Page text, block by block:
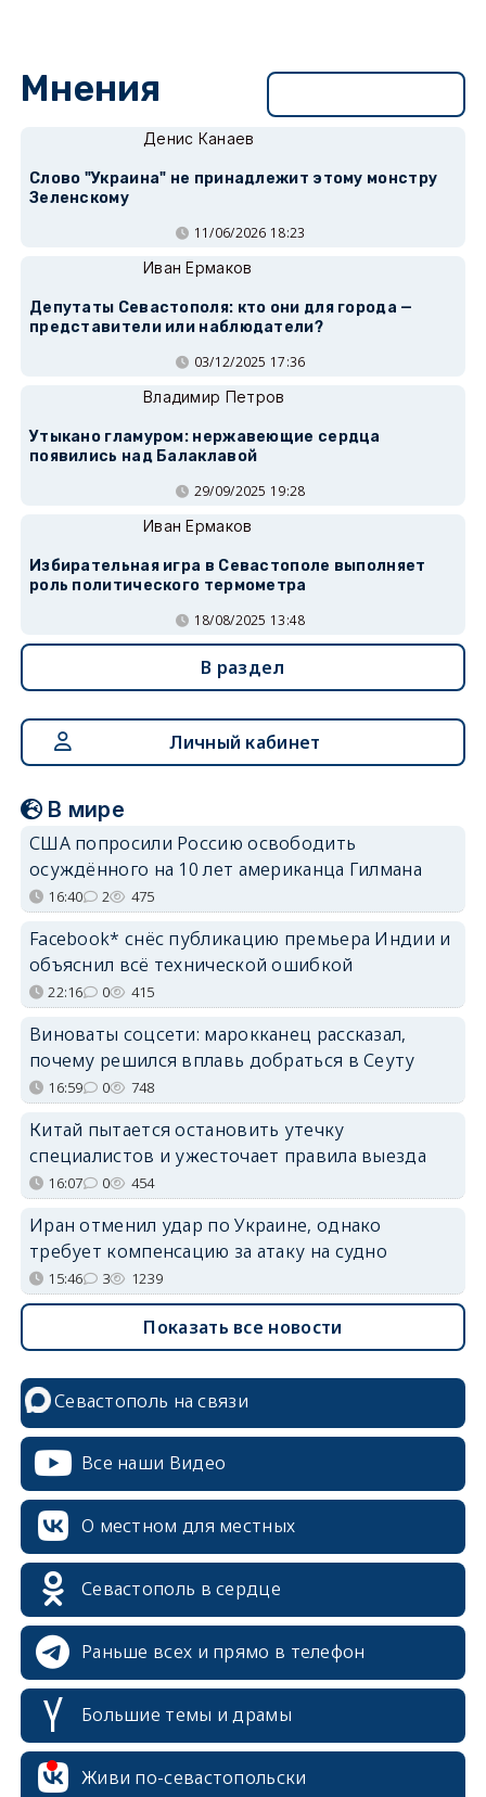
Мнения
Денис Канаев
Слово "Украина" не принадлежит этому монстру
Зеленскому
11/06/2026 18:23
Иван Ермаков
Депутаты Севастополя: кто они для города —
представители или наблюдатели?
03/12/2025 17:36
Владимир Петров
Утыкано гламуром: нержавеющие сердца
появились над Балаклавой
29/09/2025 19:28
Иван Ермаков
Избирательная игра в Севастополе выполняет
роль политического термометра
18/08/2025 13:48
В раздел
Личный кабинет
В мире
США попросили Россию освободить
осуждённого на 10 лет американца Гилмана
16:40 2 475
Facebook* снёс публикацию премьера Индии и
объяснил всё технической ошибкой
22:16 0 415
Виноваты соцсети: марокканец рассказал,
почему решился вплавь добраться в Сеуту
16:59 0 748
Китай пытается остановить утечку
специалистов и ужесточает правила выезда
16:07 0 454
Иран отменил удар по Украине, однако
требует компенсацию за атаку на судно
15:46 3 1239
Показать все новости
Севастополь на связи
Все наши Видео
О местном для местных
Севастополь в сердце
Раньше всех и прямо в телефон
Большие темы и драмы
Живи по-севастопольски
erid: 2SDnjcrDNw6